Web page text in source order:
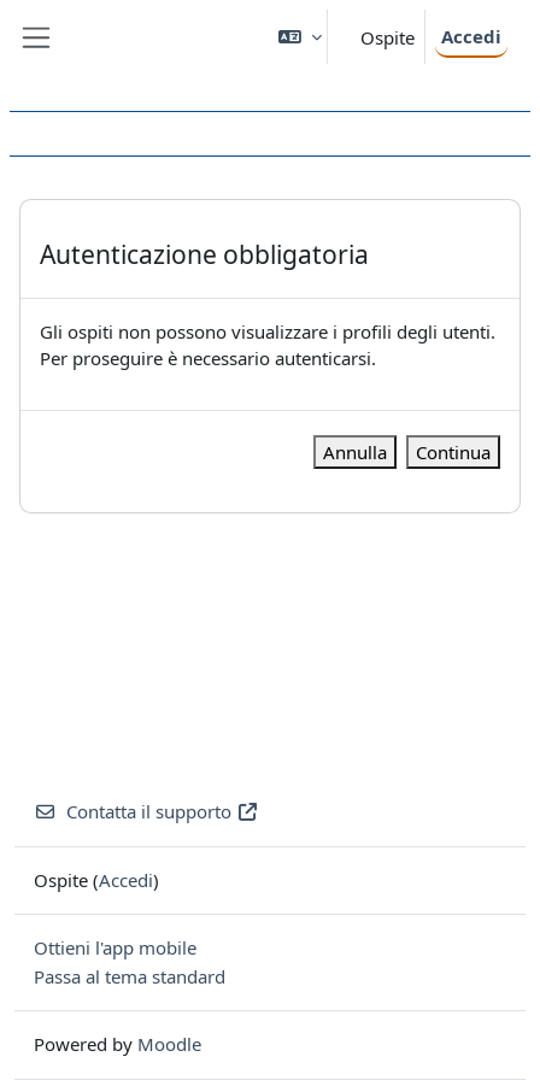
Ospite Accedi
Autenticazione obbligatoria
Gli ospiti non possono visualizzare i profili degli utenti.
Per proseguire è necessario autenticarsi.
Annulla Continua
Contatta il supporto
Ospite (Accedi)
Ottieni l'app mobile
Passa al tema standard
Powered by Moodle